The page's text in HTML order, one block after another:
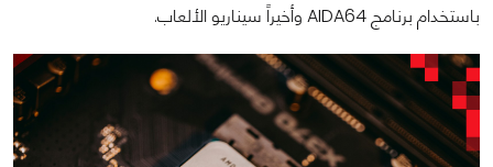
باستخدام برنامج AIDA64 وأخيراً سيناريو الألعاب.